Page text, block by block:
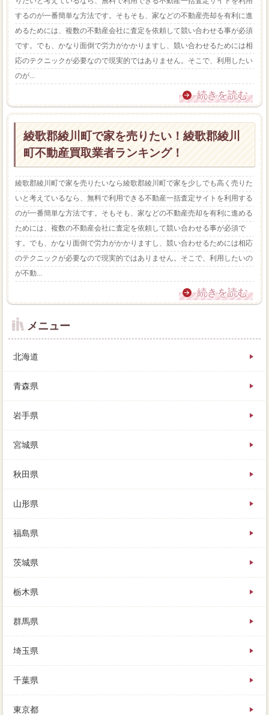
するのが一番簡単な方法です。そもそも、家などの不動産売却を有利に進
めるためには、複数の不動産会社に査定を依頼して競い合わせる事が必須
です。でも、かなり面倒で労力がかかりますし、競い合わせるためには相
応のテクニックが必要なので現実的ではありません。そこで、利用したい
のが...
続きを読む
綾歌郡綾川町で家を売りたい！綾歌郡綾川
町不動産買取業者ランキング！
綾歌郡綾川町で家を売りたいなら綾歌郡綾川町で家を少しでも高く売りた
いと考えているなら、無料で利用できる不動産一括査定サイトを利用する
のが一番簡単な方法です。そもそも、家などの不動産売却を有利に進める
ためには、複数の不動産会社に査定を依頼して競い合わせる事が必須で
す。でも、かなり面倒で労力がかかりますし、競い合わせるためには相応
のテクニックが必要なので現実的ではありません。そこで、利用したいの
が不動...
続きを読む
メニュー
北海道
青森県
岩手県
宮城県
秋田県
山形県
福島県
茨城県
栃木県
群馬県
埼玉県
千葉県
東京都